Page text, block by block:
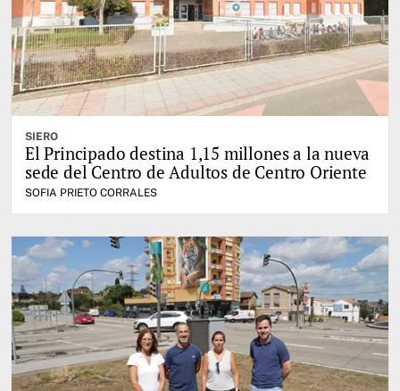
SIERO
El Principado destina 1,15 millones a la nueva
sede del Centro de Adultos de Centro Oriente
SOFIA PRIETO CORRALES